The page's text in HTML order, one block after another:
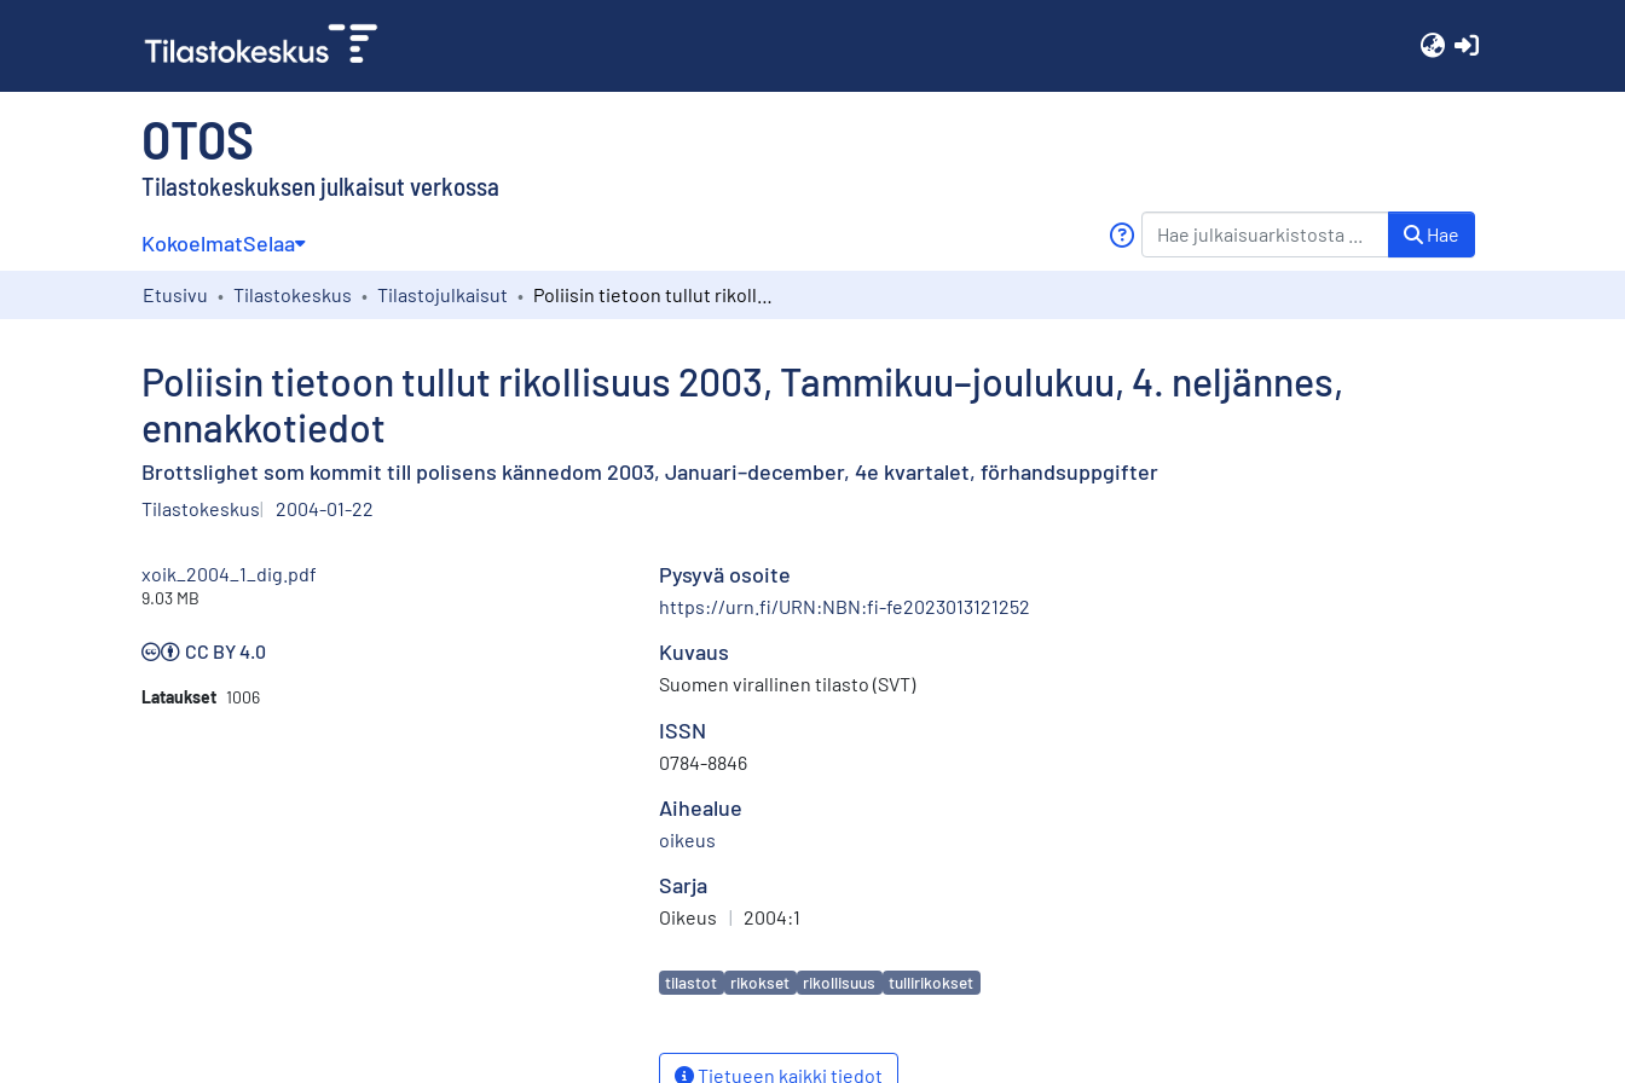
OTOS
Tilastokeskuksen julkaisut verkossa
KokoelmatSelaa Hae
Etusivu Tilastokeskus Tilastojulkaisut
Poliisin tietoon tullut rikollisuus 2003, Tammikuu–joulukuu, 4. neljännes,
ennakkotiedot
Brottslighet som kommit till polisens kännedom 2003, Januari–december, 4e kvartalet, förhandsuppgifter
Tilastokeskus 2004-01-22
xoik_2004_1_dig.pdf
9.03 MB
CC BY 4.0
Lataukset 1006
Pysyvä osoite
https://urn.fi/URN:NBN:fi-fe2023013121252
Kuvaus
Suomen virallinen tilasto (SVT)
ISSN
0784-8846
Aihealue
oikeus
Sarja
Oikeus | 2004:1
Avainsanat
tilastot rikokset rikollisuus tullirikokset
Tietueen kaikki tiedot